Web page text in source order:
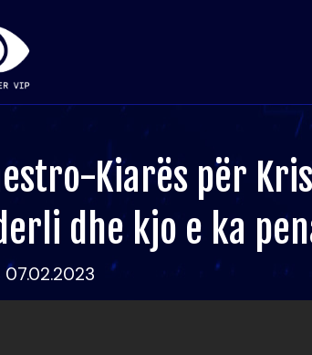
Kiarës për
dhe kjo e ka
07.02.2023